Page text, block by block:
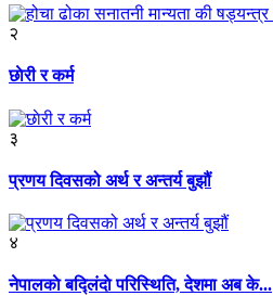
२
छाेरी र कर्म
३
प्रणय दिवसको अर्थ र अन्तर्य बुझौं
४
नेपालकाे बद्लिंदाे परिस्थिति, देशमा अब के...